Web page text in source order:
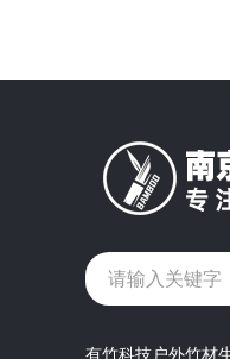
有竹科技户外竹材